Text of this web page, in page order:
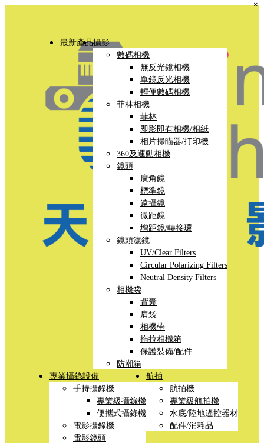
最新產品攝影
數碼相機
無反光鏡相機
單鏡反光相機
輕便數碼相機
菲林相機
菲林
即影即有相機/相紙
相片掃瞄器/打印機
360及運動相機
鏡頭
廣角鏡
標準鏡
遠攝鏡
微距鏡
增距鏡/轉接環
鏡頭濾鏡
UV/Clear Filters
Circular Polarizing Filters
Neutral Density Filters
相機袋
背囊
肩袋
相機帶
拖拉相機箱
保護裝備/配件
防潮箱
專業攝錄設備
手持攝錄機
專業級攝錄機
便攜式攝錄機
電影攝錄機
電影鏡頭
航拍
航拍機
專業級航拍機
水底/陸地遙控器材
配件/消耗品
×